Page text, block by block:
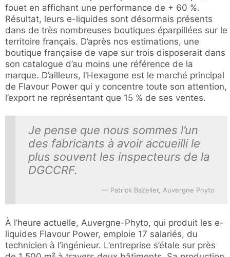
fouet en affichant une performance de + 60 %.
Résultat, leurs e-liquides sont désormais présents
dans de très nombreuses boutiques éparpillées sur le
territoire français. D’après nos estimations, une
boutique française de vape sur trois disposerait dans
son catalogue d’au moins une référence de la
marque. D’ailleurs, l’Hexagone est le marché principal
de Flavour Power qui y concentre toute son attention,
l’export ne représentant que 15 % de ses ventes.
Je pense que nous sommes l’un
des fabricants à avoir accueilli le
plus souvent les inspecteurs de la
DGCCRF.
Patrick Bazelier, Auvergne Phyto
À l’heure actuelle, Auvergne-Phyto, qui produit les e-
liquides Flavour Power, emploie 17 salariés, du
technicien à l’ingénieur. L’entreprise s’étale sur près